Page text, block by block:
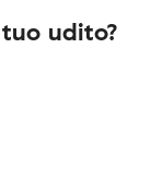
udito?